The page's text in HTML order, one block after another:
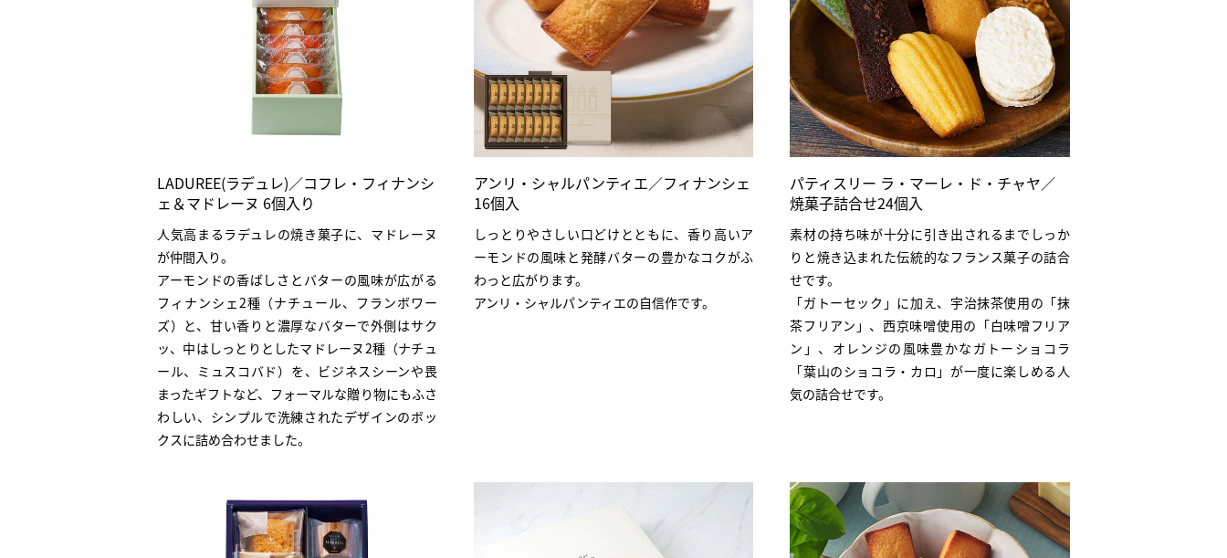
LADUREE(ラデュレ)／コフレ・フィナンシ
ェ＆マドレーヌ 6個入り
人気高まるラデュレの焼き菓子に、マドレーヌ
が仲間入り。
アーモンドの香ばしさとバターの風味が広がる
フィナンシェ2種（ナチュール、フランボワー
ズ）と、甘い香りと濃厚なバターで外側はサク
ッ、中はしっとりとしたマドレーヌ2種（ナチュ
ール、ミュスコバド）を、ビジネスシーンや畏
まったギフトなど、フォーマルな贈り物にもふさ
わしい、シンプルで洗練されたデザインのボッ
クスに詰め合わせました。
アンリ・シャルパンティエ／フィナンシェ
16個入
しっとりやさしい口どけとともに、香り高いア
ーモンドの風味と発酵バターの豊かなコクがふ
わっと広がります。
アンリ・シャルパンティエの自信作です。
パティスリー ラ・マーレ・ド・チャヤ／
焼菓子詰合せ24個入
素材の持ち味が十分に引き出されるまでしっか
りと焼き込まれた伝統的なフランス菓子の詰合
せです。
「ガトーセック」に加え、宇治抹茶使用の「抹
茶フリアン」、西京味噌使用の「白味噌フリア
ン」、オレンジの風味豊かなガトーショコラ
「葉山のショコラ・カロ」が一度に楽しめる人
気の詰合せです。